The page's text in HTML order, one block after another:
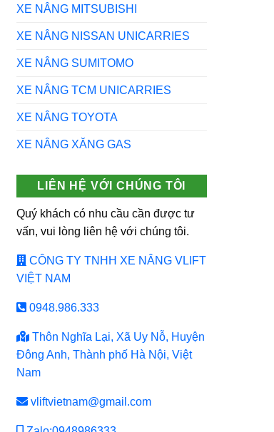
XE NÂNG MITSUBISHI
XE NÂNG NISSAN UNICARRIES
XE NÂNG SUMITOMO
XE NÂNG TCM UNICARRIES
XE NÂNG TOYOTA
XE NÂNG XĂNG GAS
LIÊN HỆ VỚI CHÚNG TÔI
Quý khách có nhu cầu cần được tư
vấn, vui lòng liên hệ với chúng tôi.
CÔNG TY TNHH XE NÂNG VLIFT
VIỆT NAM
0948.986.333
Thôn Nghĩa Lại, Xã Uy Nỗ, Huyện
Đông Anh, Thành phố Hà Nội, Việt
Nam
vliftvietnam@gmail.com